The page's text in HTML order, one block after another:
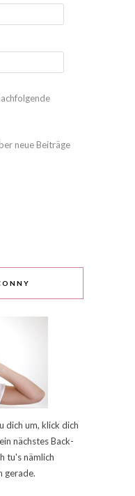
neue Beiträge
dich um, klick dich
nächstes Back-
tu's nämlich
gerade.